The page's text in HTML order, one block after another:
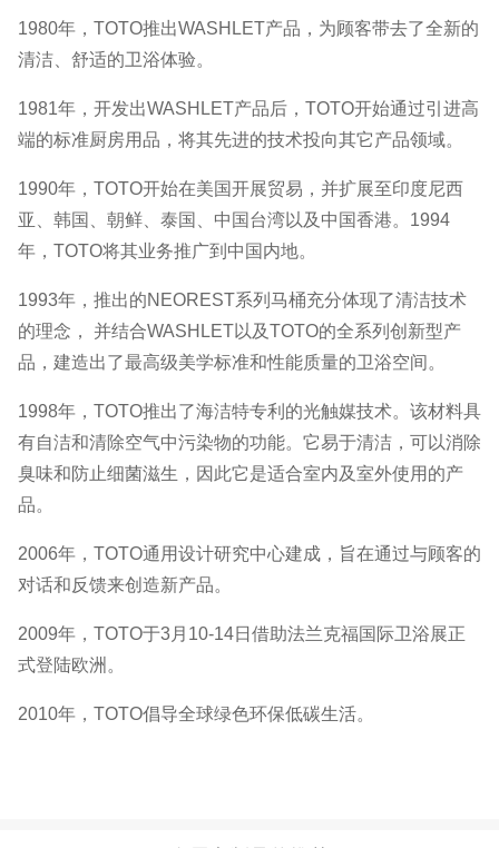
1980年，TOTO推出WASHLET产品，为顾客带去了全新的
清洁、舒适的卫浴体验。
1981年，开发出WASHLET产品后，TOTO开始通过引进高
端的标准厨房用品，将其先进的技术投向其它产品领域。
1990年，TOTO开始在美国开展贸易，并扩展至印度尼西
亚、韩国、朝鲜、泰国、中国台湾以及中国香港。1994
年，TOTO将其业务推广到中国内地。
1993年，推出的NEOREST系列马桶充分体现了清洁技术
的理念， 并结合WASHLET以及TOTO的全系列创新型产
品，建造出了最高级美学标准和性能质量的卫浴空间。
1998年，TOTO推出了海洁特专利的光触媒技术。该材料具
有自洁和清除空气中污染物的功能。它易于清洁，可以消除
臭味和防止细菌滋生，因此它是适合室内及室外使用的产
品。
2006年，TOTO通用设计研究中心建成，旨在通过与顾客的
对话和反馈来创造新产品。
2009年，TOTO于3月10-14日借助法兰克福国际卫浴展正
式登陆欧洲。
2010年，TOTO倡导全球绿色环保低碳生活。